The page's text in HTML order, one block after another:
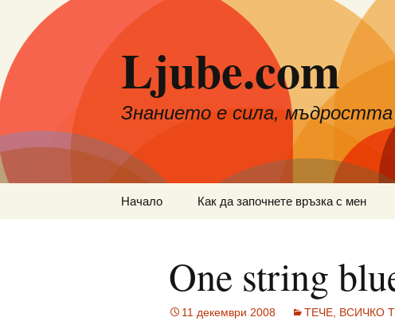
съдържанието
Ljube.com
Знанието е сила, мъдростта
Начало Как да започнете връзка с мен
One string
11 декември 2008 ТЕЧЕ, ВСИЧКО